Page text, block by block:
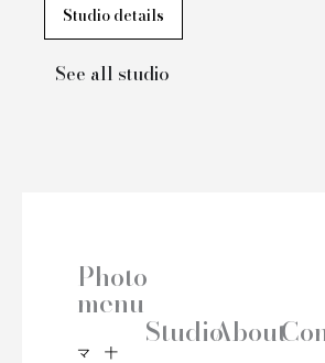
Studio details
See all studio
Photo
menu
マ
十
StudioAbout